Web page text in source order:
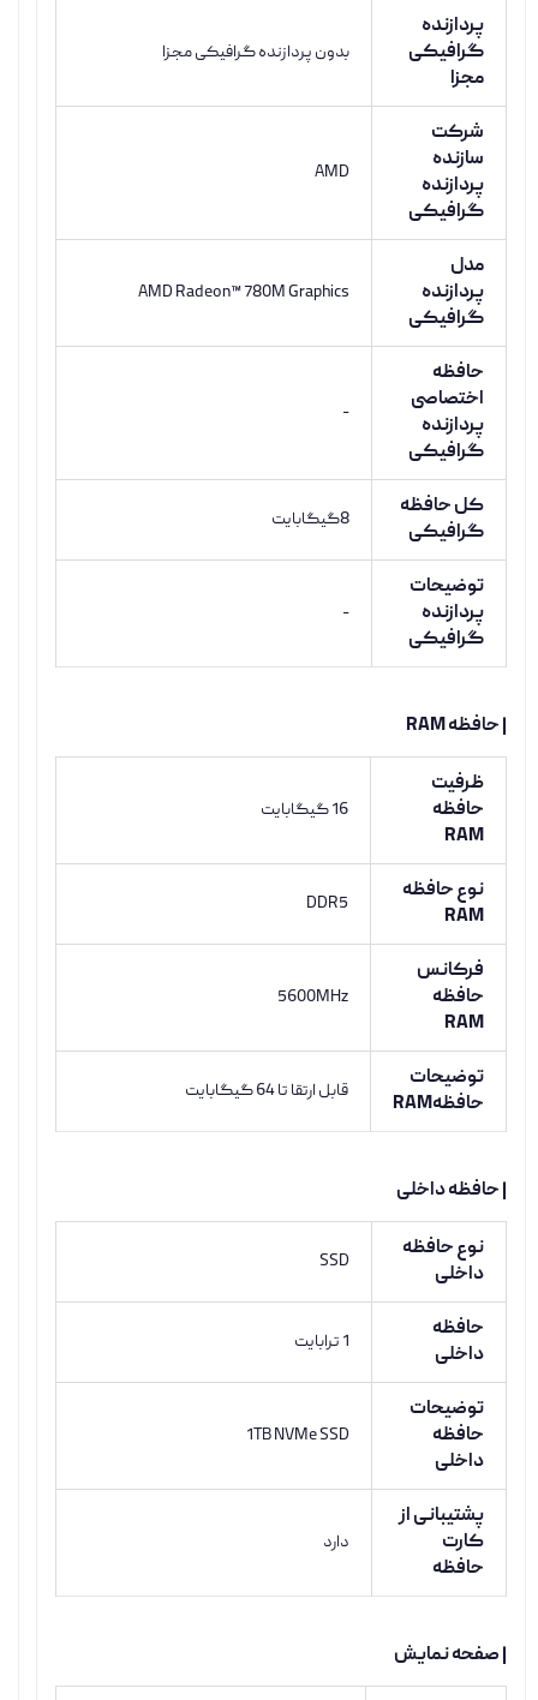
پردازنده
گرافیکی
مجزا
بدون پردازنده گرافیکی مجزا
شرکت
سازنده
پردازنده
گرافیکی
AMD
مدل
پردازنده
گرافیکی
AMD Radeon™ 780M Graphics
حافظه
اختصاصی
پردازنده
گرافیکی
-
کل حافظه
گرافیکی
8گیگابایت
توضیحات
پردازنده
گرافیکی
-
| حافظه RAM
ظرفیت
حافظه
RAM
16 گیگابایت
نوع حافظه
RAM
DDR5
فرکانس
حافظه
RAM
5600MHz
توضیحات
حافظهRAM
قابل ارتقا تا 64 گیگابایت
| حافظه داخلی
نوع حافظه
داخلی
SSD
حافظه
داخلی
1 ترابایت
توضیحات
حافظه
داخلی
1TB NVMe SSD
پشتیبانی از
کارت
حافظه
دارد
| صفحه نمایش